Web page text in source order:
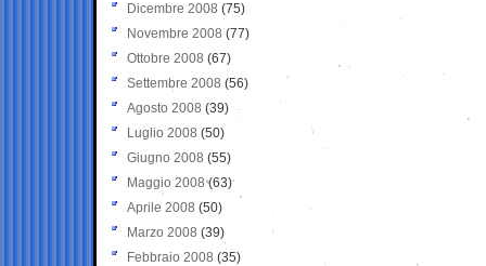
Dicembre 2008 (75)
Novembre 2008 (77)
Ottobre 2008 (67)
Settembre 2008 (56)
Agosto 2008 (39)
Luglio 2008 (50)
Giugno 2008 (55)
Maggio 2008(63)
Aprile 2008 (50)
Marzo 2008 (39)
Febbraio 2008 (35)